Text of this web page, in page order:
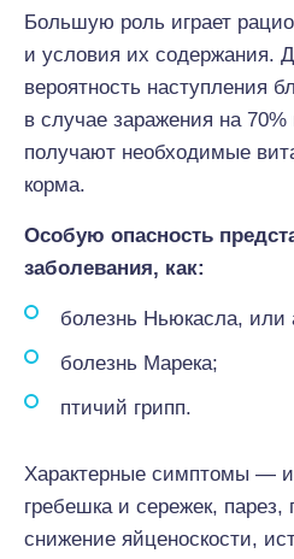
Большую роль играет
и условия их содержания.
вероятность наступления
в случае заражения на
получают необходимые
корма.
Особую опасность
заболевания, как:
болезнь Ньюкасла, или
болезнь Марека;
птичий грипп.
Характерные симптомы —
гребешка и сережек, парез,
снижение яйценоскости,